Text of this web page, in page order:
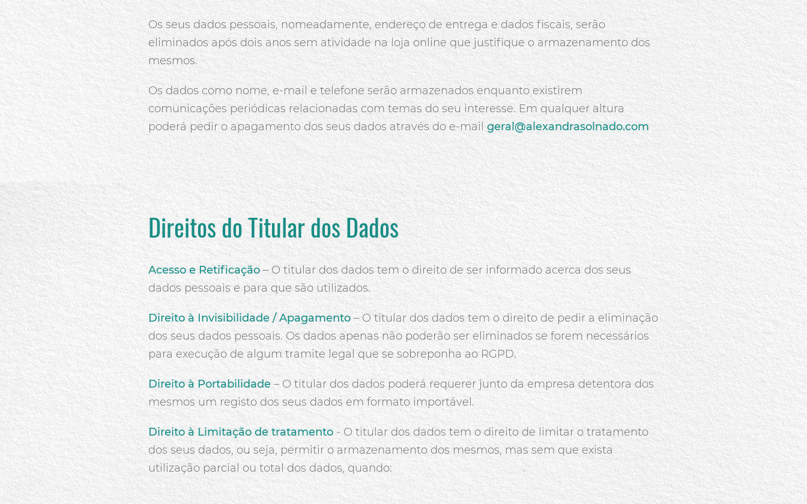
Os seus dados pessoais, nomeadamente, endereço de entrega e dados fiscais, serão
eliminados após dois anos sem atividade na loja online que justifique o armazenamento dos
mesmos.
Os dados como nome, e-mail e telefone serão armazenados enquanto existirem
comunicações periódicas relacionadas com temas do seu interesse. Em qualquer altura
poderá pedir o apagamento dos seus dados através do e-mail geral@alexandrasolnado.com
Direitos do Titular dos Dados
Acesso e Retificação – O titular dos dados tem o direito de ser informado acerca dos seus
dados pessoais e para que são utilizados.
Direito à Invisibilidade / Apagamento– O titular dos dados tem o direito de pedir a eliminação
dos seus dados pessoais. Os dados apenas não poderão ser eliminados se forem necessários
para execução de algum tramite legal que se sobreponha ao RGPD.
Direito à Portabilidade – O titular dos dados poderá requerer junto da empresa detentora dos
mesmos um registo dos seus dados em formato importável.
Direito à Limitação de tratamento - O titular dos dados tem o direito de limitar o tratamento
dos seus dados, ou seja, permitir o armazenamento dos mesmos, mas sem que exista
utilização parcial ou total dos dados, quando: